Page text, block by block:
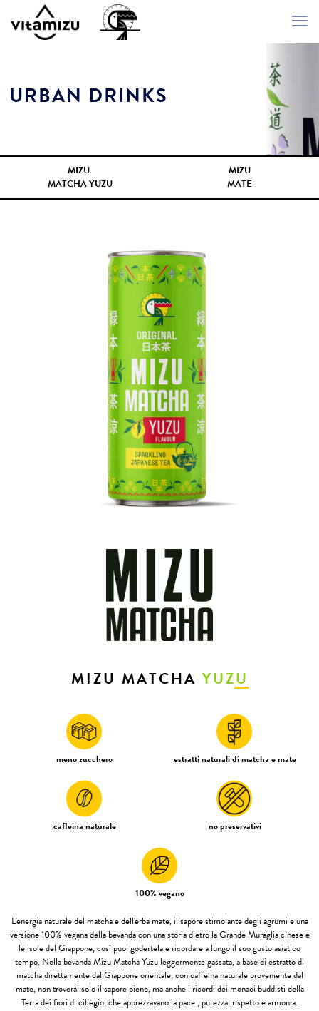
URBAN DRINKS
MIZU
MATCHA YUZU
MIZU
MATE
MIZU MATCHA YUZU
meno zucchero estratti naturali di matcha e mate
caffeina naturale no preservativi
100% vegano
L'energia naturale del matcha e dell'erba mate, il sapore stimolante degli agrumi e una
versione 100% vegana della bevanda con una storia dietro la Grande Muraglia cinese e
le isole del Giappone, così puoi godertela e ricordare a lungo il suo gusto asiatico
tempo. Nella bevanda Mizu Matcha Yuzu leggermente gassata, a base di estratto di
matcha direttamente dal Giappone orientale, con caffeina naturale proveniente dal
mate, non troverai solo il sapore pieno, ma anche i ricordi dei monaci buddisti della
Terra dei fiori di ciliegio, che apprezzavano la pace , purezza, rispetto e armonia.